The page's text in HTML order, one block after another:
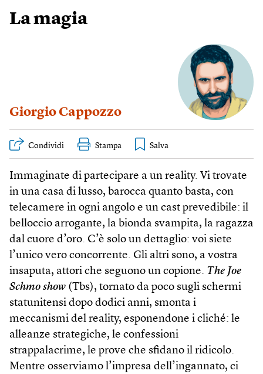
La magia
Giorgio Cappozzo
Condividi Stampa
Immaginate di partecipare a un reality. Vi trovate
in una casa di lusso, barocca quanto basta, con
telecamere in ogni angolo e un cast prevedibile: il
belloccio arrogante, la bionda svampita, la ragazza
dal cuore d’oro. C’è solo un dettaglio: voi siete
l’unico vero concorrente. Gli altri sono, a vostra
insaputa, attori che seguono un copione. The Joe
Schmo show (Tbs), tornato da poco sugli schermi
statunitensi dopo dodici anni, smonta i
meccanismi del reality, esponendone i cliché: le
alleanze strategiche, le confessioni
strappalacrime, le prove che sfidano il ridicolo.
Mentre osserviamo l’impresa dell’ingannato, ci